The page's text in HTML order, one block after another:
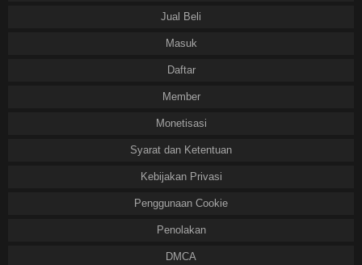
Jual Beli
Masuk
Daftar
Member
Monetisasi
Syarat dan Ketentuan
Kebijakan Privasi
Penggunaan Cookie
Penolakan
DMCA